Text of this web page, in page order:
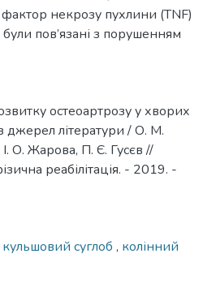
некрозу пухлини (TNF)
були пов’язані з порушенням
остеоартрозу у хворих
джерел літератури / О. М.
О. Жарова, П. Є. Гусєв //
реабілітація. - 2019. -
кульшовий суглоб , колінний